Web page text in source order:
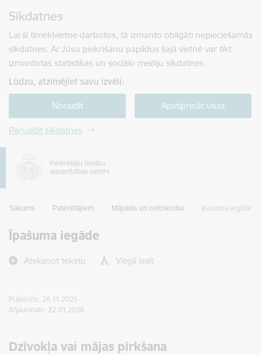
Sīkdatnes
Lai šī tīmekļvietne darbotos, tā izmanto obligāti nepieciešamās
sīkdatnes. Ar Jūsu piekrišanu papildus šajā vietnē var tikt
izmantotas statistikas un sociālo mediju sīkdatnes.
Lūdzu, atzīmējiet savu izvēli:
Noraidīt Apstiprināt visas
Pārvaldīt sīkdatnes
Sākums Patērētājiem Mājoklis un celtniecība Īpašuma iegāde
Īpašuma iegāde
Atskaņot tekstu Viegli lasīt
Publicēts: 26.11.2025.
Atjaunināts: 22.01.2026.
Dzīvokļa vai mājas pirkšana